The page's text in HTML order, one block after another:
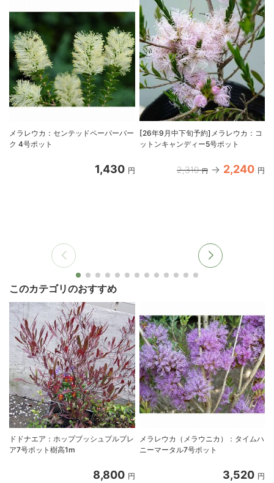
メラレウカ：センテッドペーパーバー
ク 4号ポット
1,430 円
[26年9月中下旬予約]メラレウカ：コ
ットンキャンディー5号ポット
2,310 円 2,240 円
このカテゴリのおすすめ
ドドナエア：ホップブッシュプルプレ
ア7号ポット樹高1m
8,800 円
メラレウカ（メラウニカ）：タイムハ
ニーマータル7号ポット
3,520 円